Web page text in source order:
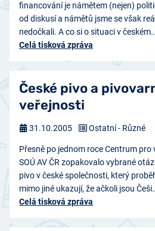
financování je námětem (nejen)
od diskusí a námětů jsme se však
nedočkali. A co si o situaci v
Celá tisková zpráva
České pivo a
veřejnosti
Přesně po jednom roce Centrum
SOÚ AV ČR zopakovalo vybrané
pivo v české společnosti, který
mimo jiné ukazují, že ačkoli jsou
Celá tisková zpráva
31.10.2005 Ostatní - Různé